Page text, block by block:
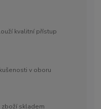
kvalitní přístup
v oboru
zboží skladem